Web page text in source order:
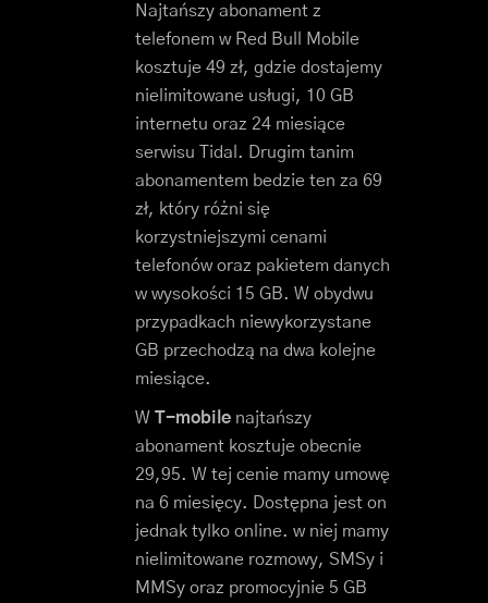
Najtańszy abonament z
telefonem w Red Bull Mobile
kosztuje 49 zł, gdzie dostajemy
nielimitowane usługi, 10 GB
internetu oraz 24 miesiące
serwisu Tidal. Drugim tanim
abonamentem bedzie ten za 69
zł, który różni się
korzystniejszymi cenami
telefonów oraz pakietem danych
w wysokości 15 GB. W obydwu
przypadkach niewykorzystane
GB przechodzą na dwa kolejne
miesiące.
W T-mobile najtańszy
abonament kosztuje obecnie
29,95. W tej cenie mamy umowę
na 6 miesięcy. Dostępna jest on
jednak tylko online. w niej mamy
nielimitowane rozmowy, SMSy i
MMSy oraz promocyjnie 5 GB